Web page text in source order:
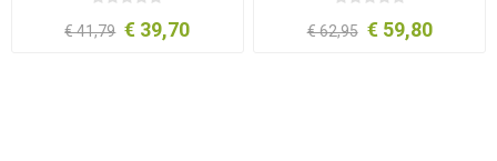
€ 41,79 € 39,70 € 62,95 € 59,80